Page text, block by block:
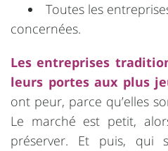
Toutes les
concernées.
Les entreprises
leurs portes aux plus
ont peur, parce qu’elles
Le marché est petit,
préserver. Et puis, qui